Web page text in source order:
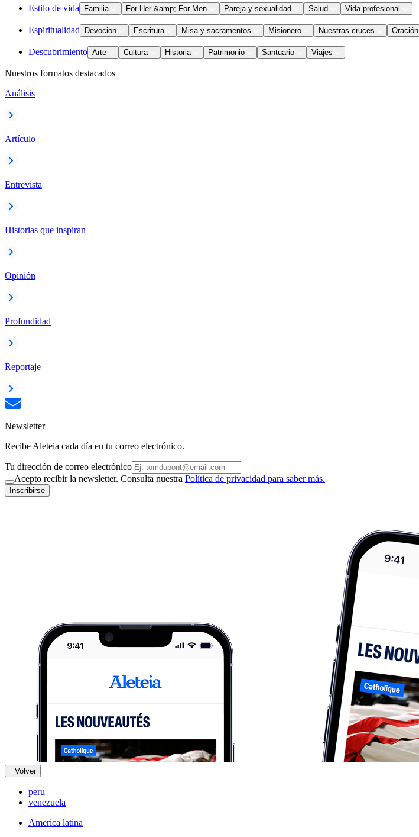
Estilo de vida Familia For Her &amp; For Men Pareja y sexualidad Salud Vida profesional
Espiritualidad Devocion Escritura Misa y sacramentos Misionero Nuestras cruces Oración
Descubrimiento Arte Cultura Historia Patrimonio Santuario Viajes
Nuestros formatos destacados
Análisis
Artículo
Entrevista
Historias que inspiran
Opinión
Profundidad
Reportaje
Newsletter
Recibe Aleteia cada día en tu correo electrónico.
Tu dirección de correo electrónico
Acepto recibir la newsletter. Consulta nuestra Política de privacidad para saber más.
Inscribirse
Volver
peru
venezuela
America latina